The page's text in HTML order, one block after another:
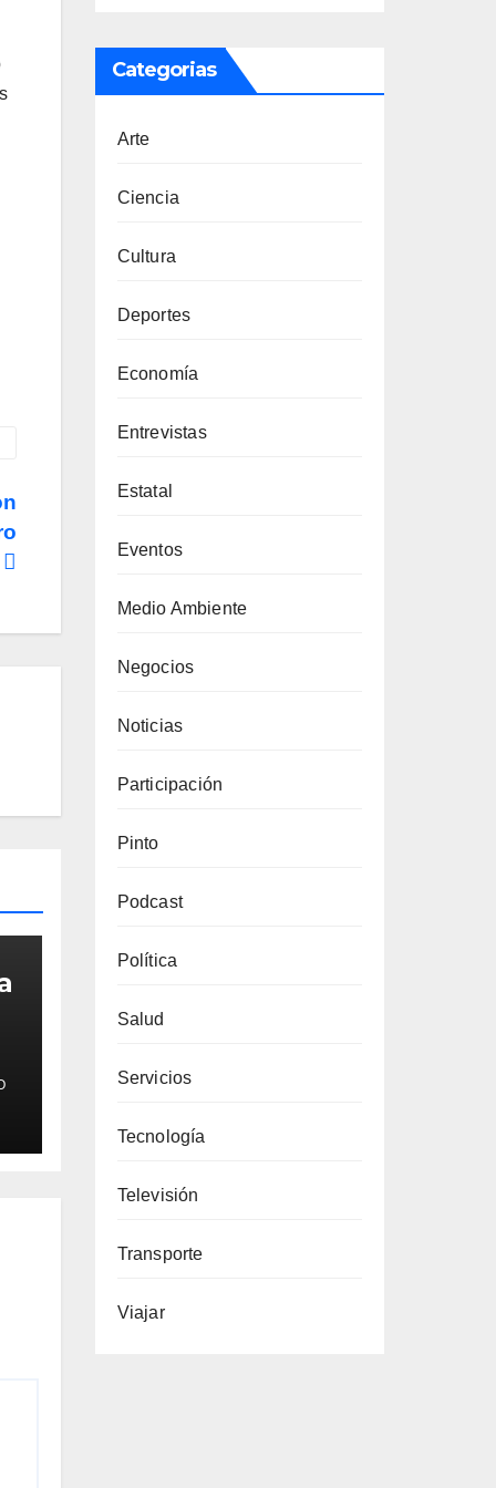
Categorias
Arte
Ciencia
Cultura
Deportes
Economía
Entrevistas
Estatal
Eventos
Medio Ambiente
Negocios
Noticias
Participación
Pinto
Podcast
Política
Salud
Servicios
Tecnología
Televisión
Transporte
Viajar